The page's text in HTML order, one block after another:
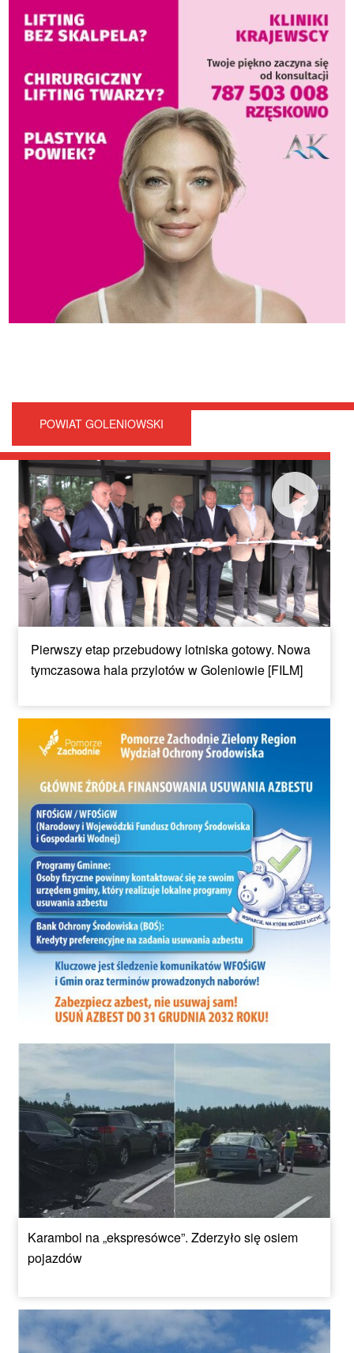
POWIAT GOLENIOWSKI
Pierwszy etap przebudowy lotniska gotowy. Nowa
tymczasowa hala przylotów w Goleniowie [FILM]
Karambol na „ekspresówce”. Zderzyło się osiem
pojazdów